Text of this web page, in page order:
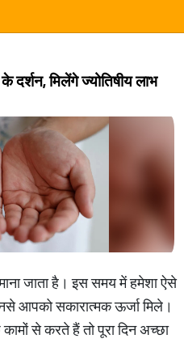
मिलेंगे ज्योतिषीय लाभ
जाता है। इस समय में हमेशा ऐसे
आपको सकारात्मक ऊर्जा मिले।
से करते हैं तो पूरा दिन अच्छा